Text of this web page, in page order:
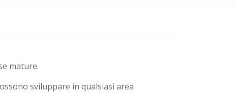
mature.
sviluppare in qualsiasi area